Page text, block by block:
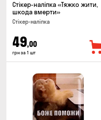
Стікер-наліпка «Тяжко жити,
шкода вмерти»
Стікер-наліпка
49,00
грн за 1 шт